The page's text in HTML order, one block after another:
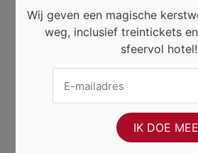
Wij geven een magische
weg, inclusief treintickets
sfeervol hotel!